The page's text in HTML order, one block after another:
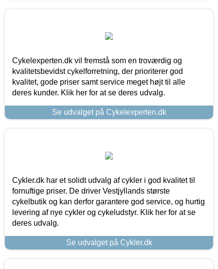
Cykelexperten.dk vil fremstå som en troværdig og
kvalitetsbevidst cykelforretning, der prioriterer god
kvalitet, gode priser samt service meget højt til alle
deres kunder. Klik her for at se deres udvalg.
Se udvalget på Cykelexperten.dk
Cykler.dk har et solidt udvalg af cykler i god kvalitet til
fornuftige priser. De driver Vestjyllands største
cykelbutik og kan derfor garantere god service, og hurtig
levering af nye cykler og cykeludstyr. Klik her for at se
deres udvalg.
Se udvalget på Cykler.dk